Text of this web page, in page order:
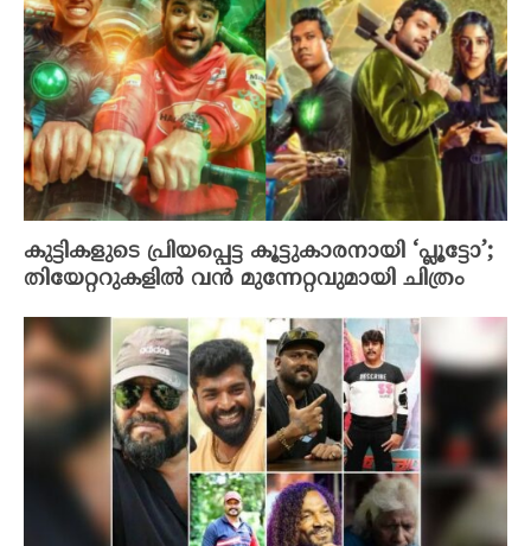
കുട്ടികളുടെ പ്രിയപ്പെട്ട കൂട്ടുകാരനായി ‘പ്ലൂട്ടോ’;
തിയേറ്ററുകളിൽ വൻ മുന്നേറ്റവുമായി ചിത്രം